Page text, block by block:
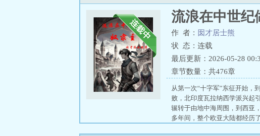
流浪在中世纪
作 者： 囡才居士熊
状 态：连载
最后更新：2026-05-28
章节数量：共476章
从第一次“十字军”东征开始，
败，北印度瓦拉纳西学派兴起
辗转于由地中海周围，到西亚
多年间，整个欧亚大陆都经历